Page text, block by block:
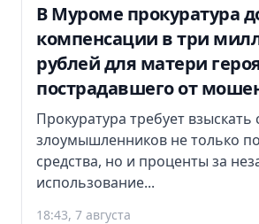
В Муроме прокуратура
компенсации в три
рублей для матери
пострадавшего от
Прокуратура требует взыскать
злоумышленников не только
средства, но и проценты за
использование...
18:43, 7 августа